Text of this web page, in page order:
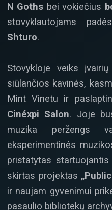
N Goths bei vokiečius
stovyklautojams
Shturo.
Stovykloje veiks
siūlančios kavinės,
Mint Vinetu ir
Cinéxpi Salon. Joje
muzika peržengs
eksperimentinės
pristatytas
skirtas projektas
ir naujam gyvenimui
pasaulio bibliotekų